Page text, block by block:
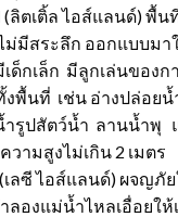
(ลิตเติ้ล ไอส์แลนด์) พื้น
มีสระลึก ออกแบบมา
ด็กเล็ก มีลูกเล่นของ
พื้นที่ เช่น อ่างปล่อยน้ำ
ำรูปสัตว์น้ำ ลานน้ำพุ
วามสูงไม่เกิน 2 เมตร
(เลซี ไอส์แลนด์) ผจญภั
องแม่น้ำไหลเอื่อยให้